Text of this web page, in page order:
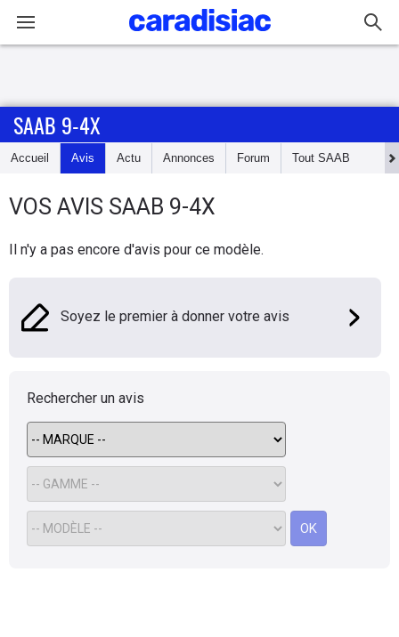
Accueil
Essais
Guide
Electriques
Flottes
Auto
Services
Forum
SAAB 9-4X
Accueil Avis Actu Annonces Forum Tout SAAB
VOS AVIS SAAB 9-4X
Il n'y a pas encore d'avis pour ce modèle.
Soyez le premier à donner votre avis
Rechercher un avis
OK